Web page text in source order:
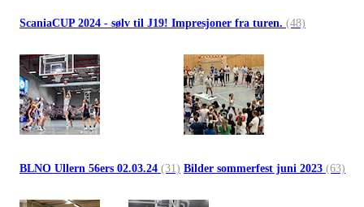
ScaniaCUP 2024 - sølv til J19! Impresjoner fra turen. (48)
BLNO Ullern 56ers 02.03.24 (31) Bilder sommerfest juni 2023 (63)